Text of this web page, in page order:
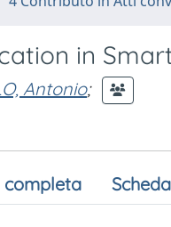
in
Antonio;
completa